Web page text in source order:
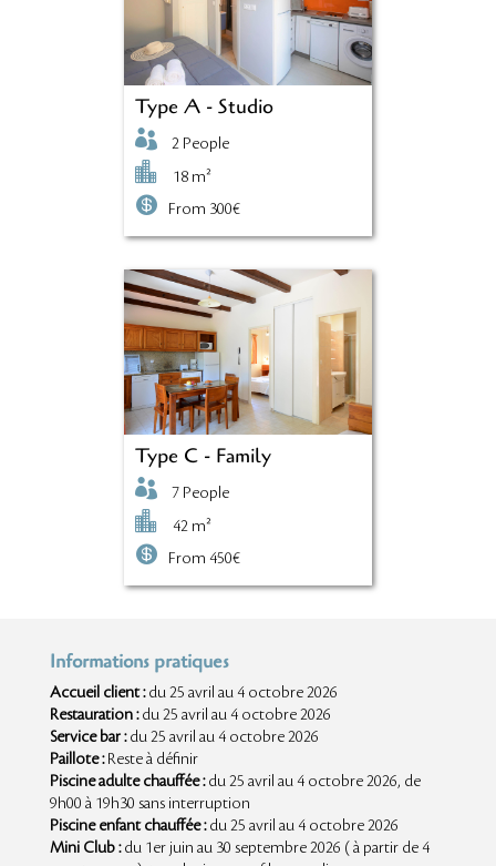
Type A - Studio
 2 People
 18 m²
 From 300€
Type C - Family
 7 People
 42 m²
 From 450€
Informations pratiques
Accueil client :du 25 avril au 4 octobre 2026
Restauration :du 25 avril au 4 octobre 2026
Service bar :du 25 avril au 4 octobre 2026
Paillote :Reste à définir
Piscine adulte chauffée :du 25 avril au 4 octobre 2026, de
9h00 à 19h30 sans interruption
Piscine enfant chauffée :du 25 avril au 4 octobre 2026
Mini Club :du 1er juin au 30 septembre 2026 ( à partir de 4